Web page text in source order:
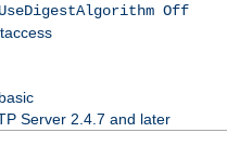
Off
Server 2.4.7 and later